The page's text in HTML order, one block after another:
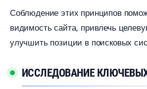
Соблюдение этих принципов
идимость сайта, привлечь
улучшить позиции в поисковых
ИССЛЕДОВАНИЕ